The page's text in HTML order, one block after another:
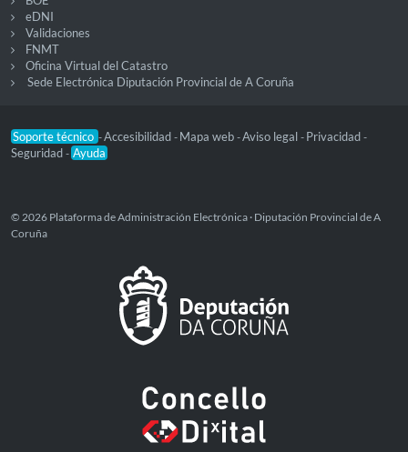
eDNI
Validaciones
FNMT
Oficina Virtual del Catastro
Sede Electrónica Diputación Provincial de A Coruña
Soporte técnico -Accesibilidad - Mapa web -Aviso legal - Privacidad -
Seguridad - Ayuda
© 2026 Plataforma de Administración Electrónica · Diputación Provincial de A
Coruña